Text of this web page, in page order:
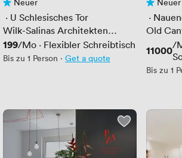
Noch keine Bewertungen
· U Schlesisches Tor
Wilk-Salinas Architekten
GmbH
Preis
199/Mo · Flexibler Schreibtisch
Bis zu 1 Person · Get a quote
Noch
·
Old
Preis
11000/
Bis zu 1